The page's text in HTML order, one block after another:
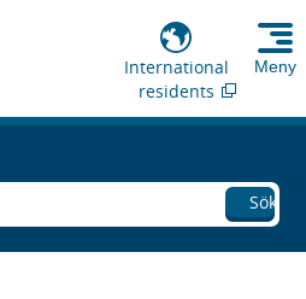
International
residents
Meny
Sök